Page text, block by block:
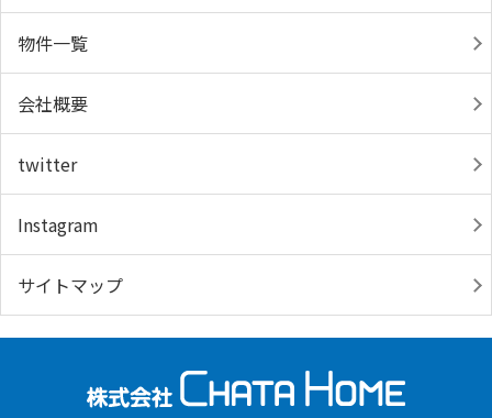
物件一覧
会社概要
twitter
Instagram
サイトマップ